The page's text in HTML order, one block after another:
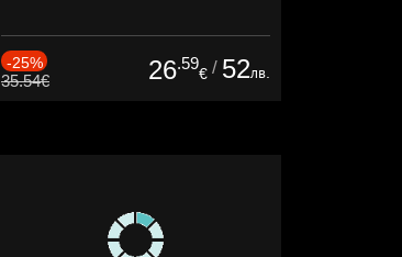
-25%
35.54€ 26.59
€ / 52лв.